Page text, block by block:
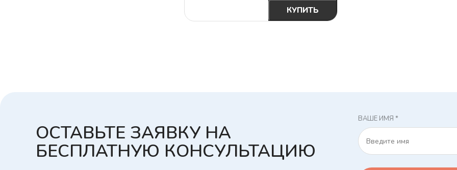
БЫСТРАЯ
КУПИТЬ
ОСТАВЬТЕ ЗАЯВКУ НА
БЕСПЛАТНУЮ КОНСУЛЬТАЦИЮ
ВАШЕ ИМЯ *